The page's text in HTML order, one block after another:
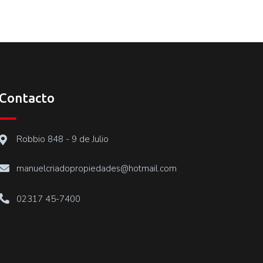
Contacto
Robbio 848 - 9 de Julio
manuelcriadopropiedades@hotmail.com
02317 45-7400